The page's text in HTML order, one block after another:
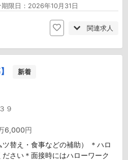
限日：2026年10月31日
関連求人
新着
９
6,000円
替え・食事などの補助） ＊ハロ
さい＊面接時にはハローワーク